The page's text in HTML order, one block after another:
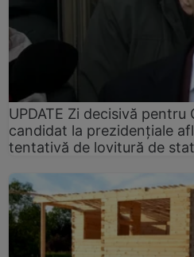
UPDATE Zi decisivă pentru
candidat la prezidențiale
tentativă de lovitură de stat